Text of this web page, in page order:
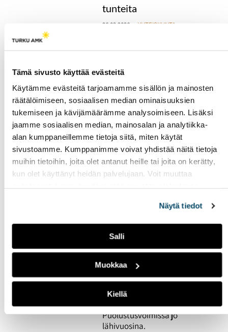
Tämä sivusto käyttää evästeitä
Käytämme evästeitä tarjoamamme sisällön ja mainosten
räätälöimiseen, sosiaalisen median ominaisuuksien
tukemiseen ja kävijämäärämme analysoimiseen. Lisäksi
jaamme sosiaalisen median, mainosalan ja analytiikka-
alan kumppaneillemme tietoja siitä, miten käytät
sivustoamme. Kumppanimme voivat yhdistää näitä tietoja
muihin tietoihin, joita olet antanut heille tai joita on kerätty,
kun olet käyttänyt heidän palvelujaan. Voit muuttaa
Näytä tiedot
Salli
Muokkaa
Kiellä
tunteita
26.03.2026 YHTEISKUNTA
ja 21-vuotiaat Johanna Varis
ja Mia Sormunen kertovat
mielipiteensä asiasta, sekä
pohtivat, millainen olisi
heidän unelmiensa some.
Asevelvollisuuden
laaja uudistus vaatisi
useiden vuosien
valmistelun
mielipiteitä niin puolueiden
kuin kansalaistenkin
keskuudessa. Keskustelua
ohjaavat tasa-
arvokysymykset ja
ikäluokkien pieneneminen,
joka alkaa näkyä
Puolustusvoimissa jo
lähivuosina.